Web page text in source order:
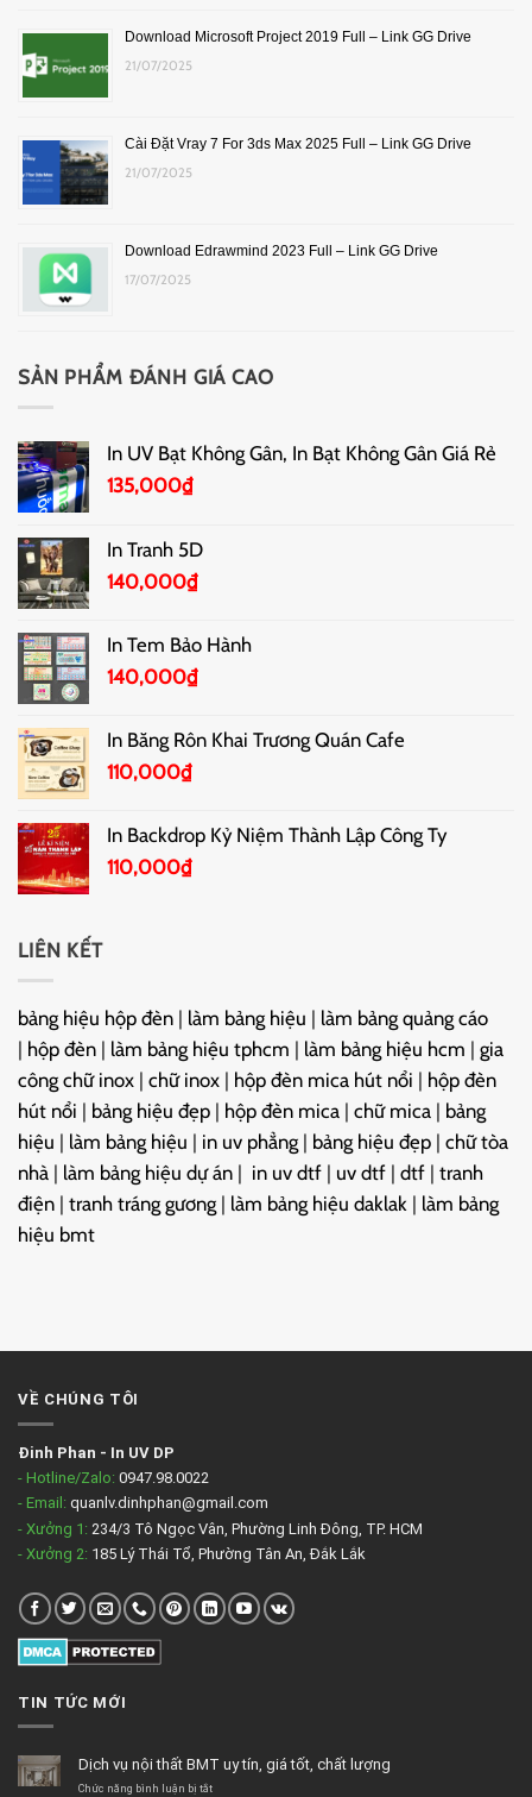
Download Microsoft Project 2019 Full – Link GG Drive
21/07/2025
Cài Đặt Vray 7 For 3ds Max 2025 Full – Link GG Drive
21/07/2025
Download Edrawmind 2023 Full – Link GG Drive
17/07/2025
SẢN PHẨM ĐÁNH GIÁ CAO
In UV Bạt Không Gân, In Bạt Không Gân Giá Rẻ
135,000₫
In Tranh 5D
140,000₫
In Tem Bảo Hành
140,000₫
In Băng Rôn Khai Trương Quán Cafe
110,000₫
In Backdrop Kỷ Niệm Thành Lập Công Ty
110,000₫
LIÊN KẾT
bảng hiệu hộp đèn | làm bảng hiệu | làm bảng quảng cáo
| hộp đèn | làm bảng hiệu tphcm | làm bảng hiệu hcm | gia
công chữ inox | chữ inox | hộp đèn mica hút nổi | hộp đèn
hút nổi | bảng hiệu đẹp | hộp đèn mica | chữ mica | bảng
hiệu | làm bảng hiệu | in uv phẳng | bảng hiệu đẹp | chữ tòa
nhà | làm bảng hiệu dự án | in uv dtf | uv dtf | dtf | tranh
điện | tranh tráng gương | làm bảng hiệu daklak | làm bảng
hiệu bmt
VỀ CHÚNG TÔI
Đinh Phan - In UV DP
- Hotline/Zalo: 0947.98.0022
- Email: quanlv.dinhphan@gmail.com
- Xưởng 1: 234/3 Tô Ngọc Vân, Phường Linh Đông, TP. HCM
- Xưởng 2: 185 Lý Thái Tổ, Phường Tân An, Đắk Lắk
TIN TỨC MỚI
Dịch vụ nội thất BMT uy tín, giá tốt, chất lượng
Chức năng bình luận bị tắtở